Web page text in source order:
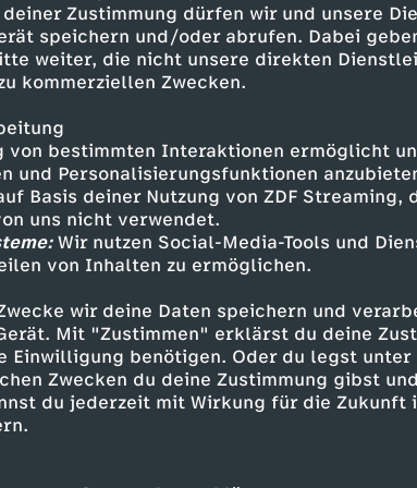
Zustimmung dürfen wir und unsere
speichern und/oder abrufen. Dabei
weiter, die nicht unsere direkten
kommerziellen Zwecken.
von bestimmten Interaktionen ermöglicht
und Personalisierungsfunktionen
Basis deiner Nutzung von ZDF Streaming,
uns nicht verwendet.
Wir nutzen Social-Media-Tools und
von Inhalten zu ermöglichen.
wir deine Daten speichern und
Mit "Zustimmen" erklärst du deine
Einwilligung benötigen. Oder du legst unter
Zwecken du deine Zustimmung gibst
du jederzeit mit Wirkung für die Zukunft
mir auf den
watch?
Untertitel Cinema